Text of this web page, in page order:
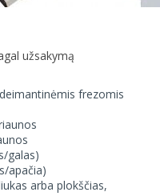
užsakymą
frezomis
galas)
apačia)
arba plokščias,